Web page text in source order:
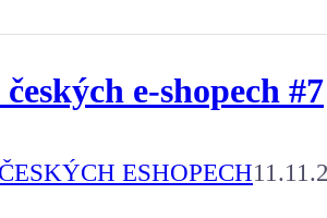
e-shopech #7
ESHOPECH